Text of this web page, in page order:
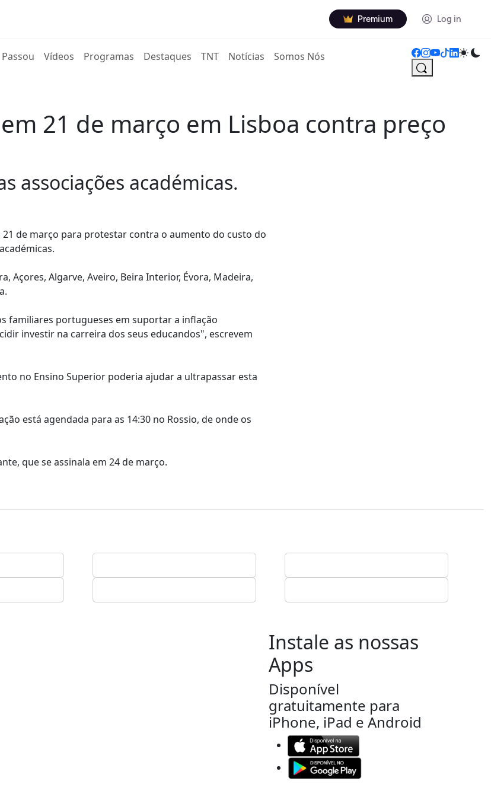
Premium Log in
Passou Vídeos Programas Destaques TNT Notícias Somos Nós
21 de março em Lisboa contra preço
associações académicas.
de março para protestar contra o aumento do custo do
Açores, Algarve, Aveiro, Beira Interior, Évora, Madeira,
familiares portugueses em suportar a inflação
investir na carreira dos seus educandos", escrevem
no Ensino Superior poderia ajudar a ultrapassar esta
está agendada para as 14:30 no Rossio, de onde os
que se assinala em 24 de março.
Instale as nossas
Apps
Disponível
gratuitamente para
iPhone, iPad e Android